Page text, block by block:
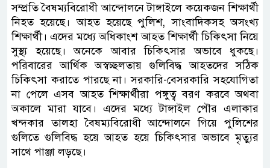
সম্প্রতি বৈষম্যবিরোধী আন্দোলনে টাঙ্গাইলে কয়েকজন শিক্ষার্থী
নিহত হয়েছে। আহত হয়েছে পুলিশ, সাংবাদিকসহ অসংখ্য
শিক্ষার্থী। এদের মধ্যে অধিকাংশ আহত শিক্ষার্থী চিকিৎসা নিয়ে
সুস্থ্য হয়েছে। অনেকে আবার চিকিৎসার অভাবে ধুকছে।
পরিবারের আর্থিক অস্বচ্ছলতায় গুলিবিদ্ধ আহতদের সঠিক
চিকিৎসা করাতে পারছে না। সরকারি-বেসরকারি সহযোগিতা
না পেলে এসব আহত শিক্ষার্থীরা পঙ্গুত্ব বরণ করবে অথবা
অকালে মারা যাবে। এদের মধ্যে টাঙ্গাইল পৌর এলাকার
খন্দকার তালহা বৈষম্যবিরোধী আন্দোলনে গিয়ে পুলিশের
গুলিতে গুলিবিদ্ধ হয়ে আহত হয়ে চিকিৎসার অভাবে মৃত্যুর
সাথে পাঞ্জা লড়ছে।